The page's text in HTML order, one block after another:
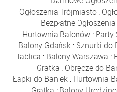
Ogłoszenia Trójmiasto :
Bezpłatne Ogłoszenia
Hurtownia Balonów : Party
Balony Gdańsk : Sznurki do
Tablica : Balony Warszawa :
Gratka : Obręcze do
Łapki do Baniek: Hurtownia